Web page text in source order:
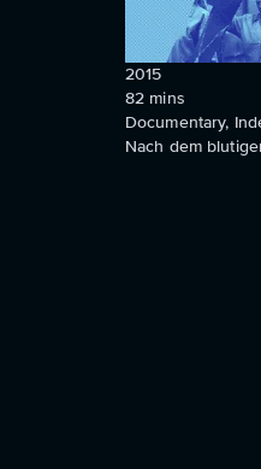
2015
82 mins
Documentary,
Nach dem